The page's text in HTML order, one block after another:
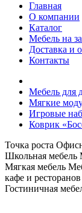
Главная
О компании
Каталог
Мебель на
Доставка и
Контакты
Мебель для
Мягкие
Игровые
Коврик
Точка роста
Школьная мебель
Мягкая мебель
кафе и ресторанов
Гостиничная